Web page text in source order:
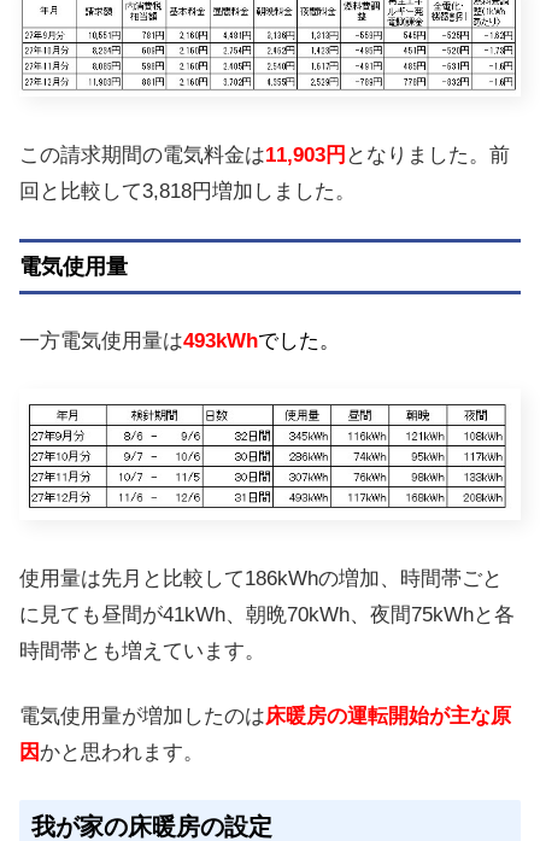
この請求期間の電気料金は11,903円 となりました。前
回と比較して3,818円増加しました。
電気使用量
一方電気使用量は493kWhでした。
使用量は先月と比較して186kWhの増加、時間帯ごと
に見ても昼間が41kWh、朝晩70kWh、夜間75kWhと各
時間帯とも増えています。
電気使用量が増加したのは床暖房の運転開始が主な原
因 かと思われます。
我が家の床暖房の設定